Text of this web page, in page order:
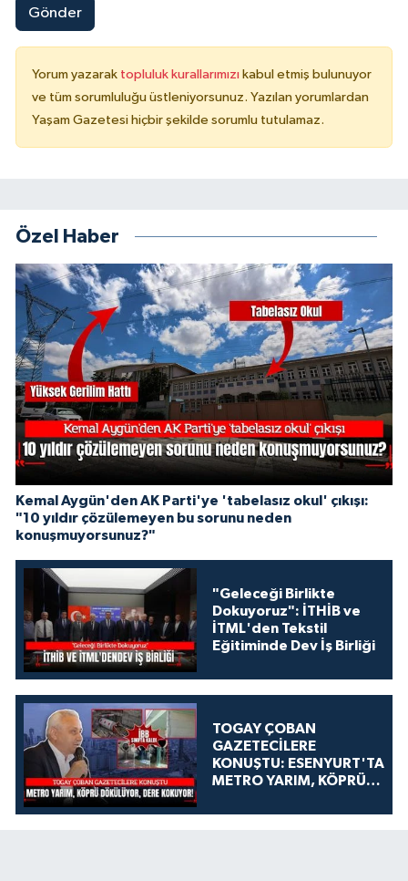
Gönder
Yorum yazarak topluluk kurallarımızı kabul etmiş bulunuyor
ve tüm sorumluluğu üstleniyorsunuz. Yazılan yorumlardan
Yaşam Gazetesi hiçbir şekilde sorumlu tutulamaz.
Özel Haber
Kemal Aygün'den AK Parti'ye 'tabelasız okul' çıkışı:
"10 yıldır çözülemeyen bu sorunu neden
konuşmuyorsunuz?"
"Geleceği Birlikte
Dokuyoruz": İTHİB ve
İTML'den Tekstil
Eğitiminde Dev İş Birliği
TOGAY ÇOBAN
GAZETECİLERE
KONUŞTU: ESENYURT'TA
METRO YARIM, KÖPRÜ
KOKUYOR!